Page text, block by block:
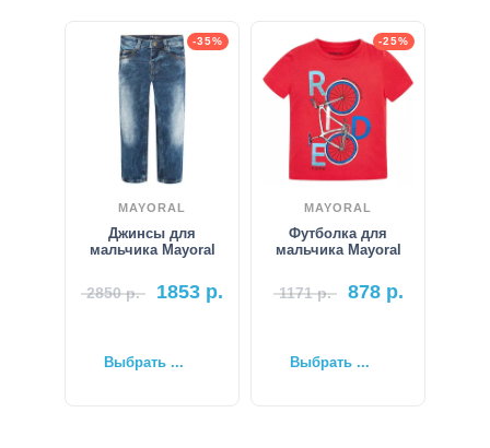
-35%
MAYORAL
Джинсы для
мальчика Mayoral
2850р. 1853 р.
Выбрать ...
-25%
MAYORAL
Футболка для
мальчика Mayoral
1171р. 878р.
Выбрать ...